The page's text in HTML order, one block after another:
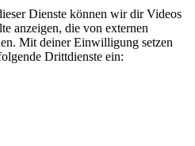
Dienste können wir dir Videos
anzeigen, die von externen
Mit deiner Einwilligung setzen
Drittdienste ein: